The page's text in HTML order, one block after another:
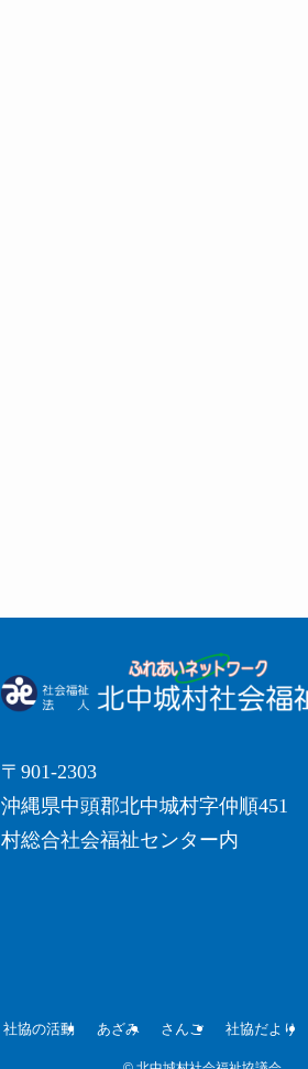
〒901-2303
沖縄県中頭郡北中城村字仲順451
村総合社会福祉センター内
社協の活動 あざみ さんご 社協だより